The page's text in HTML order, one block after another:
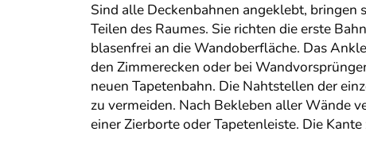
Sind alle Deckenbahnen angeklebt, bringen
Teilen des Raumes. Sie richten die erste
blasenfrei an die Wandoberfläche. Das
den Zimmerecken oder bei
neuen Tapetenbahn. Die Nahtstellen der
zu vermeiden. Nach Bekleben aller Wände
einer Zierborte oder Tapetenleiste. Die